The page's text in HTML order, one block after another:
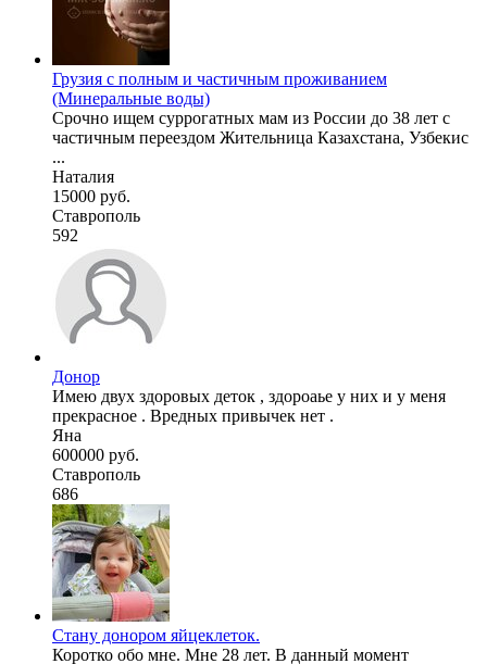
Грузия с полным и частичным проживанием
(Минеральные воды)
Срочно ищем суррогатных мам из России до 38 лет с
частичным переездом Жительница Казахстана, Узбекис
...
Наталия
15000 руб.
Ставрополь
592
Донор
Имею двух здоровых деток , здороаье у них и у меня
прекрасное . Вредных привычек нет .
Яна
600000 руб.
Ставрополь
686
Стану донором яйцеклеток.
Коротко обо мне. Мне 28 лет. В данный момент